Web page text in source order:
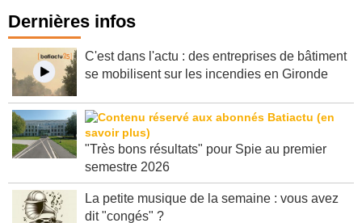
Dernières infos
C'est dans l'actu : des entreprises de bâtiment
"Très bons résultats" pour Spie au premier
La petite musique de la semaine : vous avez